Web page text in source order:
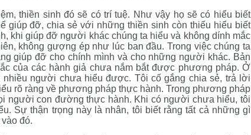
thiền sinh đó sẽ có trí tuệ. Như vậy họ sẽ có hiểu biết
giúp đỡ, chia sẻ với những thiền sinh còn thiếu hiểu biết
khi giúp đỡ người khác chúng ta hiểu và không dính mắc
không gượng ép như lúc ban đầu. Trong việc chúng ta
giúp đỡ cho chính mình và cho những người khác. Bản
của các hành giả chưa nắm bắt được phương pháp. Ở
người chưa hiểu được. Tôi cố gắng chia sẻ, trả lời
rõ ràng về phương pháp thực hành. Trong phương pháp
người con đường thực hành. Khi có người chưa hiểu, tôi
Sự thận trọng này là nhân, tôi biết rằng tất cả những gì
đó.